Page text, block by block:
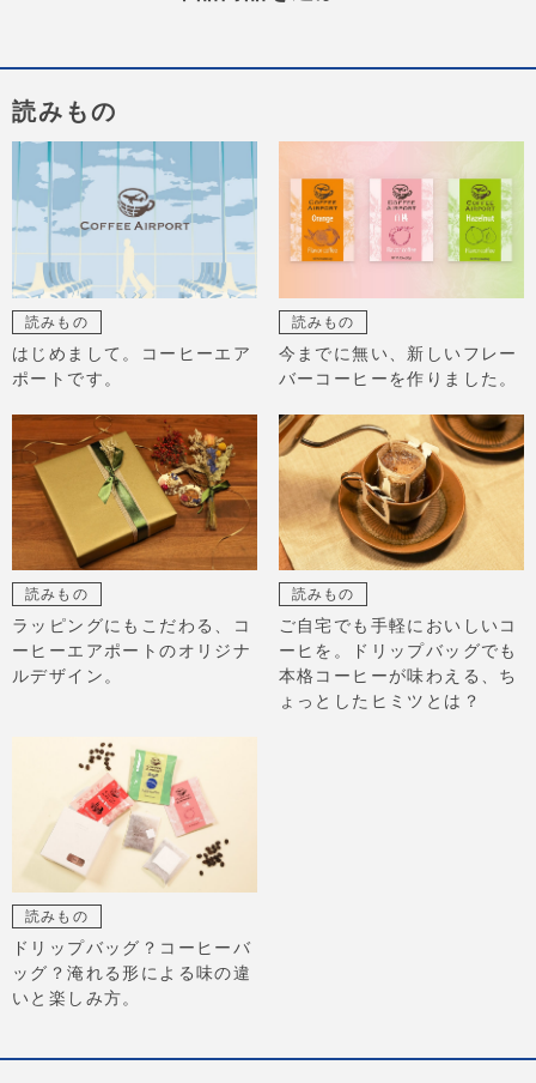
読みもの
読みもの
はじめまして。コーヒーエア
ポートです。
読みもの
今までに無い、新しいフレー
バーコーヒーを作りました。
読みもの
ラッピングにもこだわる、コ
ーヒーエアポートのオリジナ
ルデザイン。
読みもの
ご自宅でも手軽においしいコ
ーヒを。ドリップバッグでも
本格コーヒーが味わえる、ち
ょっとしたヒミツとは？
読みもの
ドリップバッグ？コーヒーバ
ッグ？淹れる形による味の違
いと楽しみ方。